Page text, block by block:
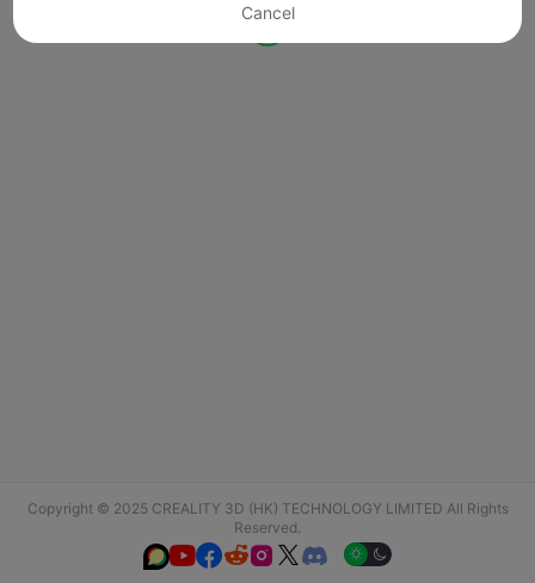
Copyright © 2025 CREALITY 3D (HK) TECHNOLOGY LIMITED All Rights
Reserved.
  
Cancel